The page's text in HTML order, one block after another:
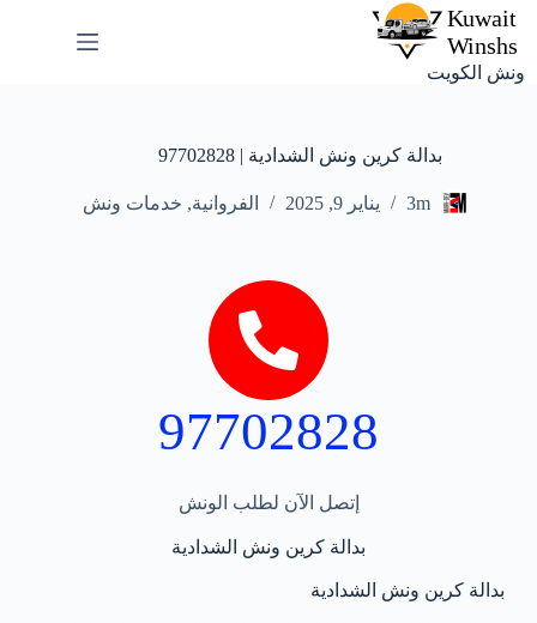
ونش الكويت
بدالة كرين ونش الشدادية | 97702828
3m يناير 9, 2025 الفروانية, خدمات ونش
97702828
إتصل الآن لطلب الونش
بدالة كرين ونش الشدادية
بدالة كرين ونش الشدادية